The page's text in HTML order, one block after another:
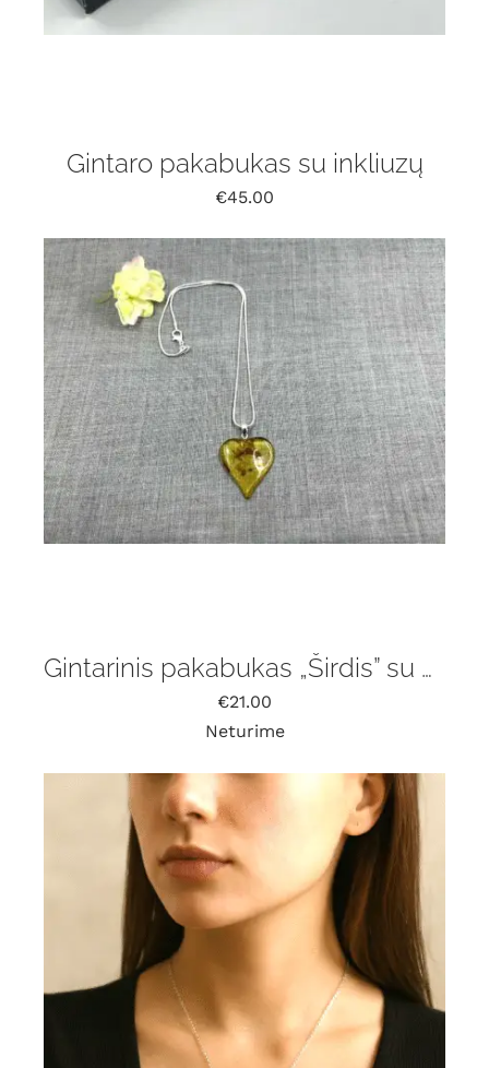
Gintaro pakabukas su inkliuzų
€45.00
Gintarinis pakabukas „Širdis” su grandinėle
€21.00
Neturime